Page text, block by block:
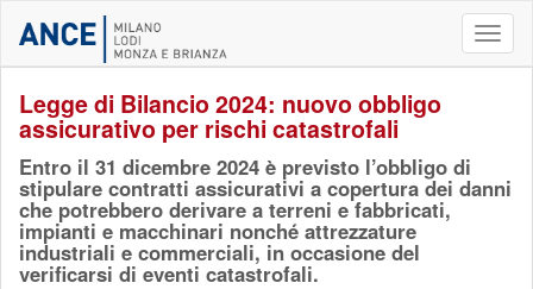
Legge di Bilancio 2024: nuovo obbligo
assicurativo per rischi catastrofali
Entro il 31 dicembre 2024 è previsto l’obbligo di
stipulare contratti assicurativi a copertura dei danni
che potrebbero derivare a terreni e fabbricati,
impianti e macchinari nonché attrezzature
industriali e commerciali, in occasione del
verificarsi di eventi catastrofali.